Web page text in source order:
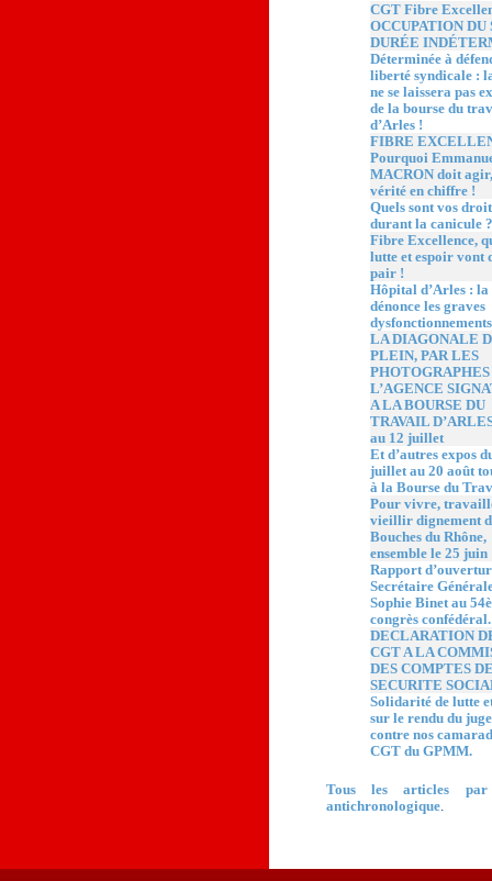
CGT Fibre
OCCUPATION DU
DURÉE
Déterminée à
liberté syndicale :
ne se laissera pas
de la bourse du
d’Arles !
FIBRE
Pourquoi
MACRON doit
vérité en chiffre !
Quels sont vos
durant la canicule ?
Fibre Excellence,
lutte et espoir vont
pair !
Hôpital d’Arles : la
dénonce les graves
dysfonctionnements
LA DIAGONALE
PLEIN, PAR LES
PHOTOGRAPHES
L’AGENCE
A LA BOURSE DU
TRAVAIL
au 12 juillet
Et d’autres expos
juillet au 20 août
à la Bourse du
Pour vivre,
vieillir dignement
Bouches du Rhône,
ensemble le 25 juin
Rapport
Secrétaire
Sophie Binet au
congrès confédéral.
DECLARATION
CGT A LA
DES COMPTES
SECURITE
Solidarité de lutte
sur le rendu du
contre nos
CGT du GPMM.
Tous les articles
antichronologique.